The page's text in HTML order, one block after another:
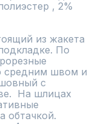
из жакета
По
средним швом и
с
На шлицах
обтачкой.